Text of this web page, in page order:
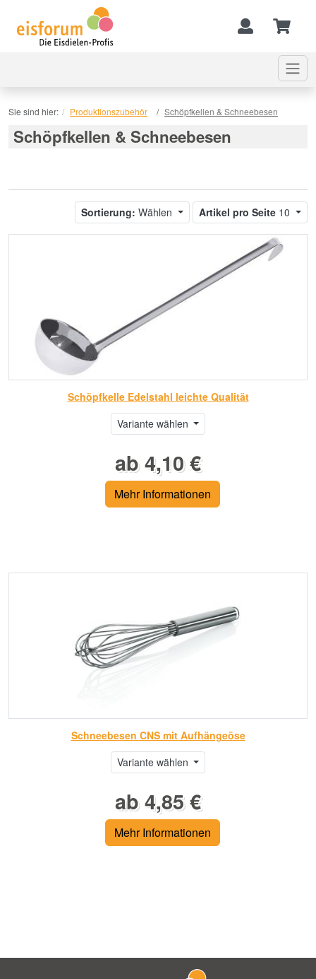
Sie sind hier: Produktionszubehör Schöpfkellen & Schneebesen
Schöpfkellen & Schneebesen
Sortierung: Wählen Artikel pro Seite 10
Schöpfkelle Edelstahl leichte Qualität
Variante wählen
ab 4,10 €
Mehr Informationen
Schneebesen CNS mit Aufhängeöse
Variante wählen
ab 4,85 €
Mehr Informationen